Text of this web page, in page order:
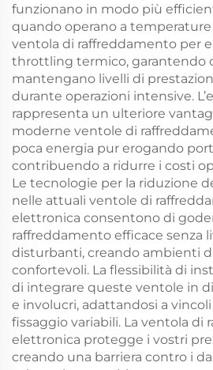
funzionano in modo più
quando operano a temperature
ventola di raffreddamento per
throttling termico, garantendo
mantengano livelli di
durante operazioni intensive.
rappresenta un ulteriore
moderne ventole di
poca energia pur erogando
contribuendo a ridurre i costi
Le tecnologie per la riduzione
nelle attuali ventole di
elettronica consentono di
raffreddamento efficace senza
disturbanti, creando ambienti
confortevoli. La flessibilità di
di integrare queste ventole in
e involucri, adattandosi a
fissaggio variabili. La ventola di
elettronica protegge i vostri
creando una barriera contro i